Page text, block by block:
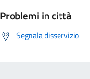
Problemi in città
Segnala disservizio